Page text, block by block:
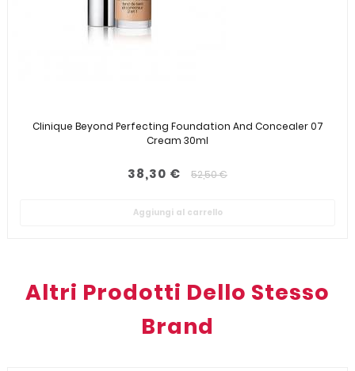
Clinique Beyond Perfecting Foundation And Concealer 07
Cream 30ml
38,30 € 52,50 €
Aggiungi al carrello
Altri Prodotti Dello Stesso
Brand